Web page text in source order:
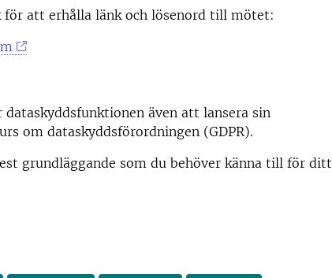
för att erhålla länk och lösenord till mötet:
dataskyddsfunktionen även att lansera sin
om dataskyddsförordningen (GDPR).
grundläggande som du behöver känna till för ditt